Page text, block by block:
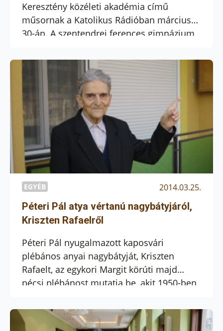
Keresztény közéleti akadémia című
műsornak a Katolikus Rádióban március
30-án. A szentendrei ferences gimnázium
keresztény részvételre tanítja, neveli
diákjait. Ő honosította meg hazánkban az
Európai Parlament Modellt. A műsor itt
meghallgathatja.
EGYÉB 2014.03.25.
Péteri Pál atya vértanú nagybátyjáról,
Kriszten Rafaelről
Péteri Pál nyugalmazott kaposvári
plébános anyai nagybátyját, Kriszten
Rafaelt, az egykori Margit körúti majd
pécsi plébánost mutatja be, akit 1950-ben
60-ba. Az interjú a Lánchíd Rádióban
hangzott el március 23-án, és itt